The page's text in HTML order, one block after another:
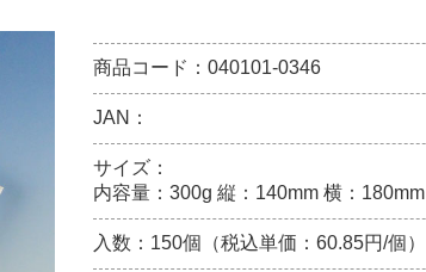
商品コード：040101-0346
JAN：
サイズ：
内容量：300g 縦：140mm 横：180mm
入数：150個（税込単価：60.85円/個）